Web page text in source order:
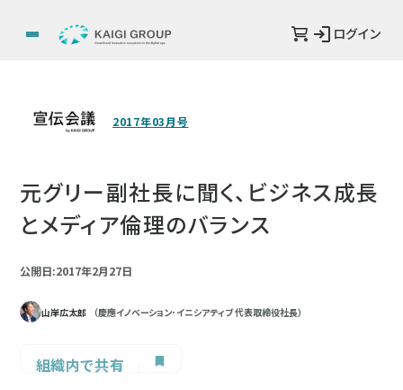
ログイン
2017年03月号
元グリー副社長に聞く、ビジネス成長
とメディア倫理のバランス
公開日:2017年2月27日
山岸広太郎 （慶應イノベーション･イニシアティブ 代表取締役社長）
組織内で共有